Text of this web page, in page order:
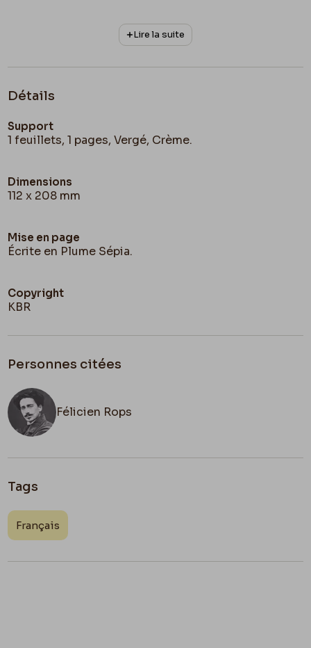
Lire la suite
Détails
Support
1 feuillets, 1 pages, Vergé, Crème.
Dimensions
112 x 208 mm
Mise en page
Écrite en Plume Sépia.
Copyright
KBR
Personnes citées
Félicien Rops
Tags
Français